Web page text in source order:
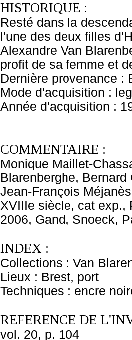
HISTORIQUE :
Resté dans la
l'une des deux filles
Alexandre Van
profit de sa femme et
Dernière provenance :
Mode d'acquisition :
Année d'acquisition :
COMMENTAIRE :
Monique Maillet-
Blarenberghe,
Jean-François
XVIIIe siècle, cat exp.,
2006, Gand, Snoeck,
INDEX :
Collections : Van
Lieux : Brest, port
Techniques : encre
REFERENCE DE
vol. 20, p. 104